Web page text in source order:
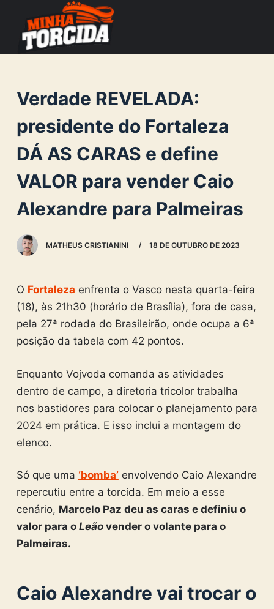
o
Verdade REVELADA:
presidente do Fortaleza
DÁ AS CARAS e define
VALOR para vender Caio
Alexandre para Palmeiras
MATHEUS CRISTIANINI 18 DE OUTUBRO DE 2023
O Fortaleza enfrenta o Vasco nesta quarta-feira
(18), às 21h30 (horário de Brasília), fora de casa,
pela 27ª rodada do Brasileirão, onde ocupa a 6ª
posição da tabela com 42 pontos.
Enquanto Vojvoda comanda as atividades
dentro de campo, a diretoria tricolor trabalha
nos bastidores para colocar o planejamento para
2024 em prática. E isso inclui a montagem do
elenco.
Só que uma ‘bomba’envolvendo Caio Alexandre
repercutiu entre a torcida. Em meio a esse
cenário, Marcelo Paz deu as caras e definiu o
valor para o Leãovender o volante para o
Palmeiras.
Caio Alexandre vai trocar o